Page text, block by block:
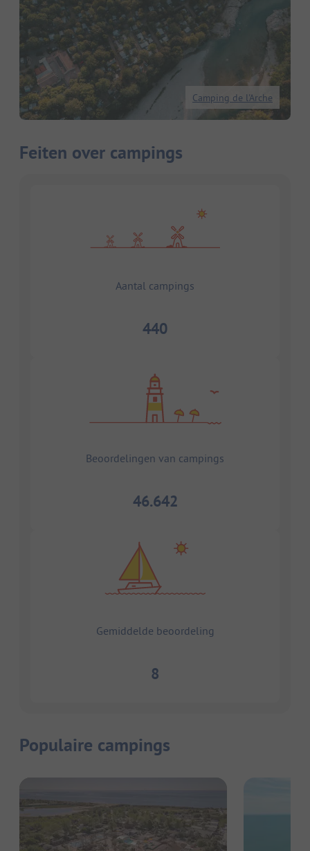
Camping de l'Arche
Feiten over campings
Aantal campings
440
Beoordelingen van campings
46.642
Gemiddelde beoordeling
8
Populaire campings